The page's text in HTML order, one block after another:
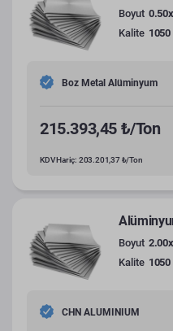
Boyut
Kalite 1050
Boz Metal Alüminyum
215.393,45 ₺/Ton
KDV Hariç: 203.201,37 ₺/Ton
Boyut
Kalite 1050
CHN ALUMINIUM